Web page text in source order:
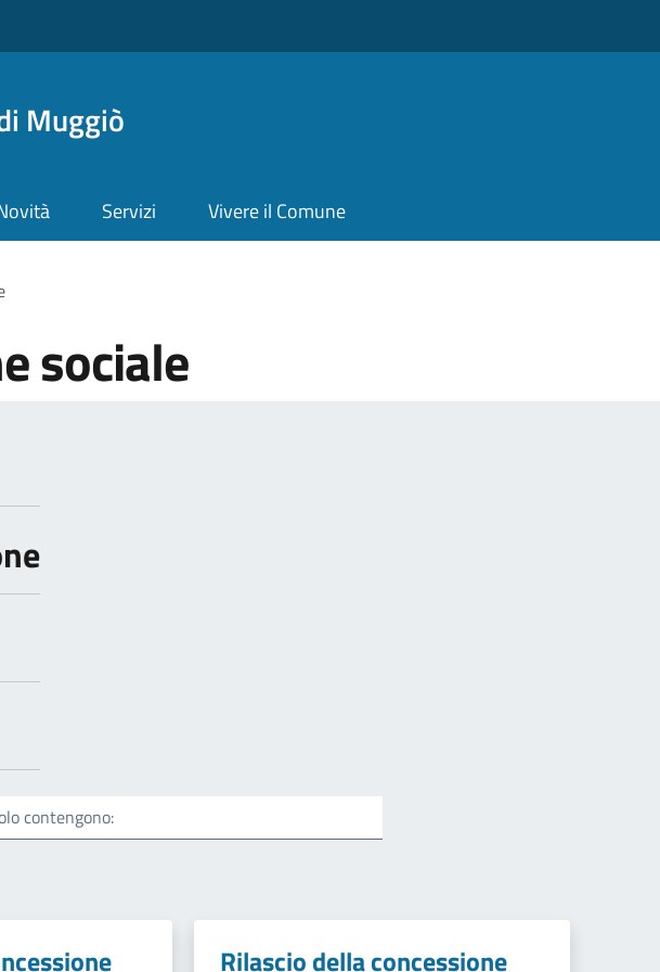
Muggiò
Servizi Vivere il Comune
sociale
contengono:
Rilascio della concessione